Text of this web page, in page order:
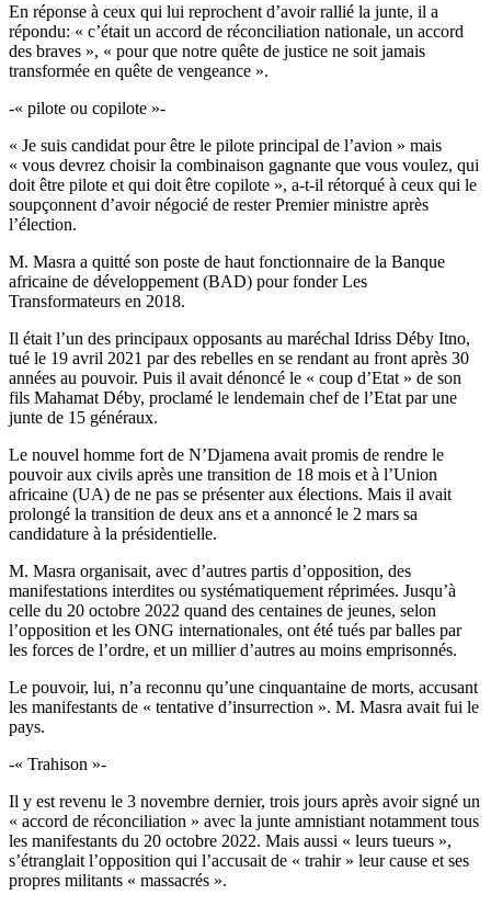
En réponse à ceux qui lui reprochent d’avoir rallié la junte, il a
répondu: « c’était un accord de réconciliation nationale, un accord
des braves », « pour que notre quête de justice ne soit jamais
transformée en quête de vengeance ».
-« pilote ou copilote »-
« Je suis candidat pour être le pilote principal de l’avion » mais
« vous devrez choisir la combinaison gagnante que vous voulez, qui
doit être pilote et qui doit être copilote », a-t-il rétorqué à ceux qui le
soupçonnent d’avoir négocié de rester Premier ministre après
l’élection.
M. Masra a quitté son poste de haut fonctionnaire de la Banque
africaine de développement (BAD) pour fonder Les
Transformateurs en 2018.
Il était l’un des principaux opposants au maréchal Idriss Déby Itno,
tué le 19 avril 2021 par des rebelles en se rendant au front après 30
années au pouvoir. Puis il avait dénoncé le « coup d’Etat » de son
fils Mahamat Déby, proclamé le lendemain chef de l’Etat par une
junte de 15 généraux.
Le nouvel homme fort de N’Djamena avait promis de rendre le
pouvoir aux civils après une transition de 18 mois et à l’Union
africaine (UA) de ne pas se présenter aux élections. Mais il avait
prolongé la transition de deux ans et a annoncé le 2 mars sa
candidature à la présidentielle.
M. Masra organisait, avec d’autres partis d’opposition, des
manifestations interdites ou systématiquement réprimées. Jusqu’à
celle du 20 octobre 2022 quand des centaines de jeunes, selon
l’opposition et les ONG internationales, ont été tués par balles par
les forces de l’ordre, et un millier d’autres au moins emprisonnés.
Le pouvoir, lui, n’a reconnu qu’une cinquantaine de morts, accusant
les manifestants de « tentative d’insurrection ». M. Masra avait fui le
pays.
-« Trahison »-
Il y est revenu le 3 novembre dernier, trois jours après avoir signé un
« accord de réconciliation » avec la junte amnistiant notamment tous
les manifestants du 20 octobre 2022. Mais aussi « leurs tueurs »,
s’étranglait l’opposition qui l’accusait de « trahir » leur cause et ses
propres militants « massacrés ».